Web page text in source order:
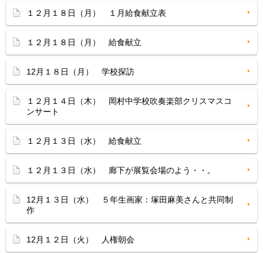
１２月１８日（月） １月給食献立表
１２月１８日（月） 給食献立
12月１８日（月） 学校探訪
１２月１４日（木） 岡村中学校吹奏楽部クリスマスコ
ンサート
１２月１３日（水） 給食献立
１２月１３日（水） 廊下が展覧会場のよう・・。
12月１３日（水） ５年生画家：塚田麻美さんと共同制
作
12月１２日（火） 人権朝会